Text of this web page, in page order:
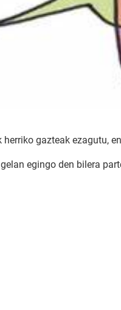
gazteak ezagutu,
egingo den bilera